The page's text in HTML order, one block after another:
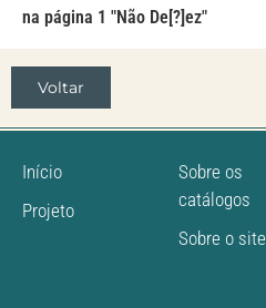
na página 1 "Não De[?]ez"
Voltar
Início
Projeto
Sobre os
catálogos
Sobre o site